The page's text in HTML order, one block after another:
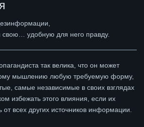
свою… удобную для него правду.
так велика, что он может
мышлению любую требуемую форму,
самые независимые в своих взглядах
избежать этого влияния, если их
от всех других источников информации.